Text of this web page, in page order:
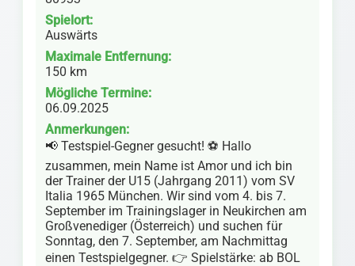
Spielort:
Auswärts
Maximale Entfernung:
150 km
Mögliche Termine:
06.09.2025
Anmerkungen:
📢 Testspiel-Gegner gesucht! ⚽️ Hallo
zusammen, mein Name ist Amor und ich bin
der Trainer der U15 (Jahrgang 2011) vom SV
Italia 1965 München. Wir sind vom 4. bis 7.
September im Trainingslager in Neukirchen am
Großvenediger (Österreich) und suchen für
Sonntag, den 7. September, am Nachmittag
einen Testspielgegner. 👉 Spielstärke: ab BOL